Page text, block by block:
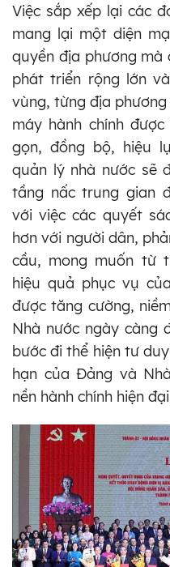
Việc sắp xếp lại các
mang lại một diện
quyền địa phương
phát triển rộng lớn
vùng, từng địa
máy hành chính
gọn, đồng bộ, hiệu
quản lý nhà nước sẽ
tầng nấc trung gian
với việc các quyết
hơn với người dân,
cầu, mong muốn từ
hiệu quả phục vụ
được tăng cường,
Nhà nước ngày càng
bước đi thể hiện tư
hạn của Đảng và
nền hành chính hiện